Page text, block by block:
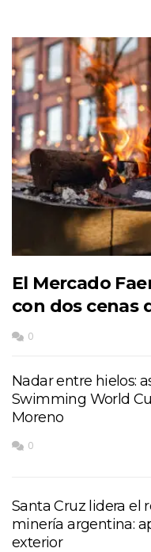
El Mercado
con dos cenas
0
Nadar entre hielos:
Swimming World
Moreno
0
Santa Cruz lidera el
minería argentina:
exterior